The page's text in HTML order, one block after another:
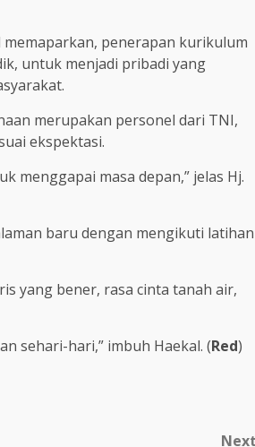
memaparkan, penerapan kurikulum
untuk menjadi pribadi yang
merupakan personel dari TNI,
ekspektasi.
menggapai masa depan,” jelas Hj.
baru dengan mengikuti latihan
yang bener, rasa cinta tanah air,
sehari-hari,” imbuh Haekal. (Red)